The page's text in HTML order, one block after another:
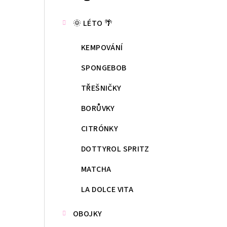
kategorie
🌞 LÉTO 🌴
KEMPOVÁNÍ
SPONGEBOB
TŘEŠNIČKY
BORŮVKY
CITRÓNKY
DOTTYROL SPRITZ
MATCHA
LA DOLCE VITA
OBOJKY